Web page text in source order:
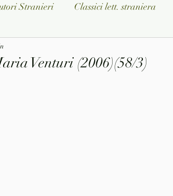
Stranieri Classici lett. straniera
Venturi (2006)(58/3)